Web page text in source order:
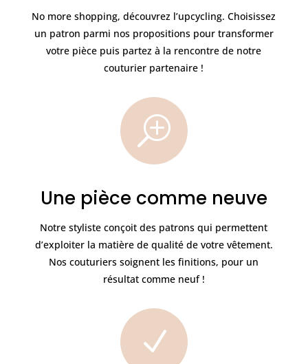
No more shopping, découvrez l’upcycling. Choisissez
un patron parmi nos propositions pour transformer
votre pièce puis partez à la rencontre de notre
couturier partenaire !
T
Une pièce comme neuve
Notre styliste conçoit des patrons qui permettent
d’exploiter la matière de qualité de votre vêtement.
Nos couturiers soignent les finitions, pour un
résultat comme neuf !
N